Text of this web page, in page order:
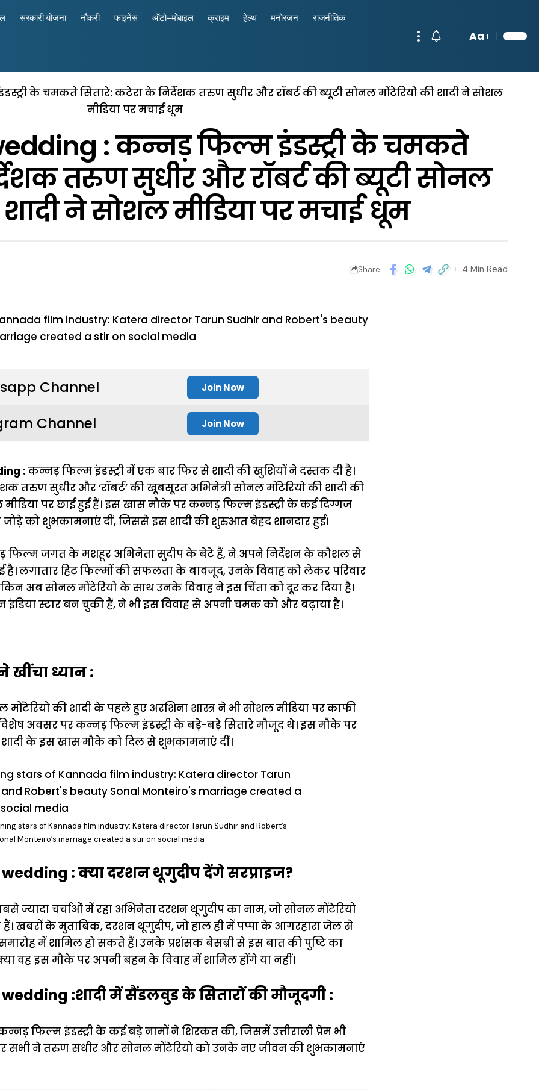
सरकारी योजना नौकरी फाइनेंस ऑटो-मोबाइल क्राइम हेल्थ मनोरंजन राजनीतिक
Aa
के चमकते सितारे: कटेरा के निर्देशक तरुण सुधीर और रॉबर्ट की ब्यूटी सोनल मोंटेरियो की शादी ने सोशल
मीडिया पर मचाई धूम
: कन्नड़ फिल्म इंडस्ट्री के चमकते
तरुण सुधीर और रॉबर्ट की ब्यूटी सोनल
शादी ने सोशल मीडिया पर मचाई धूम
Share 4 Min Read
Channel Join Now
Channel Join Now
: कन्नड़ फिल्म इंडस्ट्री में एक बार फिर से शादी की खुशियों ने दस्तक दी है।
तरुण सुधीर और ‘रॉबर्ट’ की खूबसूरत अभिनेत्री सोनल मोंटेरियो की शादी की
पर छाई हुई हैं। इस खास मौके पर कन्नड़ फिल्म इंडस्ट्री के कई दिग्गज
जोड़े को शुभकामनाएं दीं, जिससे इस शादी की शुरुआत बेहद शानदार हुई।
फिल्म जगत के मशहूर अभिनेता सुदीप के बेटे हैं, ने अपने निर्देशन के कौशल से
है। लगातार हिट फिल्मों की सफलता के बावजूद, उनके विवाह को लेकर परिवार
अब सोनल मोंटेरियो के साथ उनके विवाह ने इस चिंता को दूर कर दिया है।
स्टार बन चुकी हैं, ने भी इस विवाह से अपनी चमक को और बढ़ाया है।
खींचा ध्यान :
की शादी के पहले हुए अरशिना शास्त्र ने भी सोशल मीडिया पर काफी
विशेष अवसर पर कन्नड़ फिल्म इंडस्ट्री के बड़े-बड़े सितारे मौजूद थे। इस मौके पर
के इस खास मौके को दिल से शुभकामनाएं दीं।
stars of Kannada film industry: Katera director Tarun Sudhir and Robert’s
Monteiro’s marriage created a stir on social media
: क्या दरशन थूगुदीप देंगे सरप्राइज?
ज्यादा चर्चाओं में रहा अभिनेता दरशन थूगुदीप का नाम, जो सोनल मोंटेरियो
खबरों के मुताबिक, दरशन थूगुदीप, जो हाल ही में पप्पा के आगरहारा जेल से
समारोह में शामिल हो सकते हैं। उनके प्रशंसक बेसब्री से इस बात की पुष्टि का
वह इस मौके पर अपनी बहन के विवाह में शामिल होंगे या नहीं।
:शादी में सैंडलवुड के सितारों की मौजूदगी :
फिल्म इंडस्ट्री के कई बड़े नामों ने शिरकत की, जिसमें उत्तीराली प्रेम भी
सभी ने तरुण सधीर और सोनल मोंटेरियो को उनके नए जीवन की शुभकामनाएं